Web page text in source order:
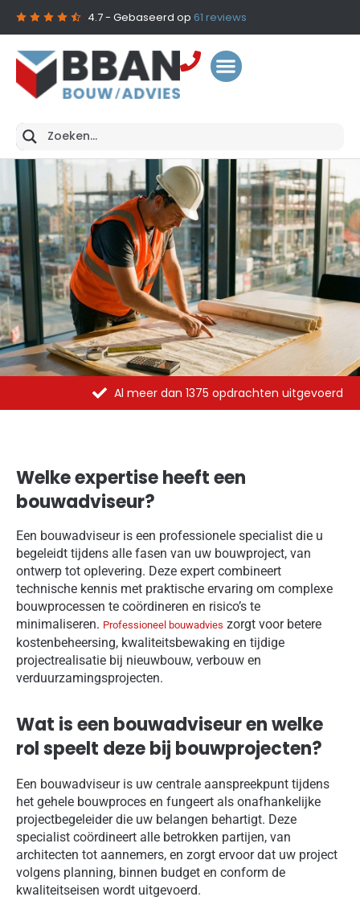
4.7- Gebaseerd op 61 reviews
Al meer dan 1375 opdrachten uitgevoerd
Welke expertise heeft een
bouwadviseur?
Een bouwadviseur is een professionele specialist die u
begeleidt tijdens alle fasen van uw bouwproject, van
ontwerp tot oplevering. Deze expert combineert
technische kennis met praktische ervaring om complexe
bouwprocessen te coördineren en risico’s te
minimaliseren. Professioneel bouwadvies zorgt voor betere
kostenbeheersing, kwaliteitsbewaking en tijdige
projectrealisatie bij nieuwbouw, verbouw en
verduurzamingsprojecten.
Wat is een bouwadviseur en welke
rol speelt deze bij bouwprojecten?
Een bouwadviseur is uw centrale aanspreekpunt tijdens
het gehele bouwproces en fungeert als onafhankelijke
projectbegeleider die uw belangen behartigt. Deze
specialist coördineert alle betrokken partijen, van
architecten tot aannemers, en zorgt ervoor dat uw project
volgens planning, binnen budget en conform de
kwaliteitseisen wordt uitgevoerd.